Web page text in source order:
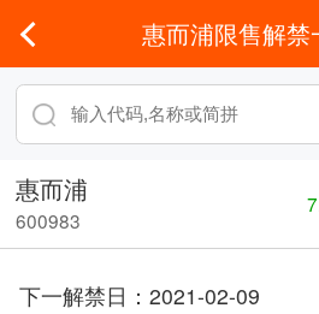
惠而浦限售解禁
惠而浦
600983
下一解禁日： 2021-02-09